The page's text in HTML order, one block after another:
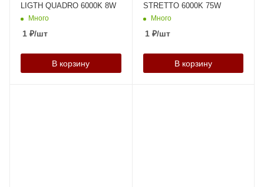
LIGTH QUADRO 6000K 8W
Много
1 ₽/шт
В корзину
STRETTO 6000K 75W
Много
1₽/шт
В корзину